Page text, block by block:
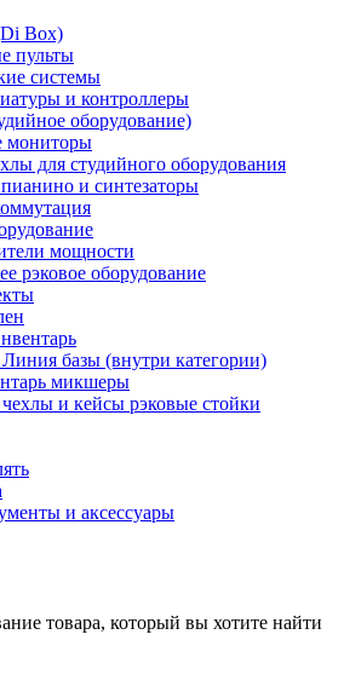
Box)
пульты
системы
и контроллеры
оборудование)
мониторы
для студийного оборудования
и синтезаторы
мощности
рэковое оборудование
базы (внутри категории)
микшеры
и кейсы рэковые стойки
и аксессуары
товара, который вы хотите найти